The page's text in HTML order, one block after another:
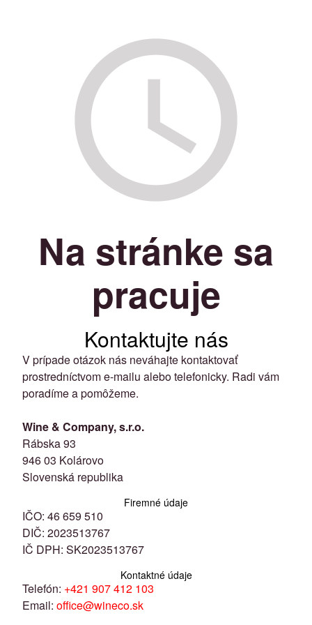
Na stránke sa
pracuje
Kontaktujte nás
V prípade otázok nás neváhajte kontaktovať
prostredníctvom e-mailu alebo telefonicky. Radi vám
poradíme a pomôžeme.
Wine & Company, s.r.o.
Rábska 93
946 03 Kolárovo
Slovenská republika
Firemné údaje
IČO: 46 659 510
DIČ: 2023513767
IČ DPH: SK2023513767
Kontaktné údaje
Telefón: +421 907 412 103
Email: office@wineco.sk